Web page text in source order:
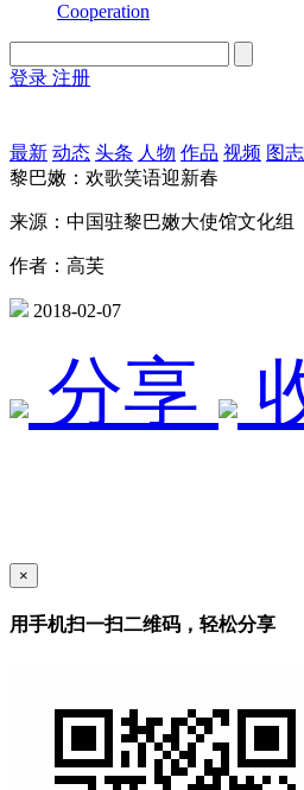
Cooperation
登录 注册
最新 动态 头条 人物 作品 视频 图志
黎巴嫩：欢歌笑语迎新春
来源：中国驻黎巴嫩大使馆文化组
作者：高芙
2018-02-07
分享
×
用手机扫一扫二维码，轻松分享